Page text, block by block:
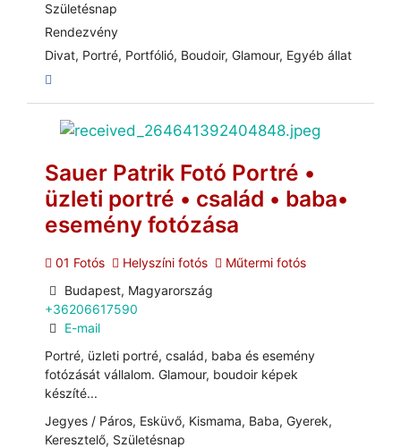
Születésnap
Rendezvény
Divat, Portré, Portfólió, Boudoir, Glamour, Egyéb állat
Sauer Patrik Fotó Portré •
üzleti portré • család • baba•
esemény fotózása
01 Fotós Helyszíni fotós
Műtermi fotós
Budapest, Magyarország
+36206617590
E-mail
Portré, üzleti portré, család, baba és esemény
fotózását vállalom. Glamour, boudoir képek
készíté...
Jegyes / Páros, Esküvő, Kismama, Baba, Gyerek,
Keresztelő, Születésnap